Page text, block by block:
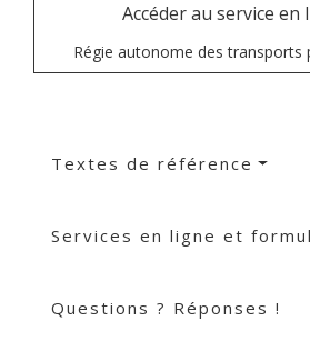
Accéder au service en
Régie autonome des transports
Textes de référence
Services en ligne et
Questions ? Réponses !